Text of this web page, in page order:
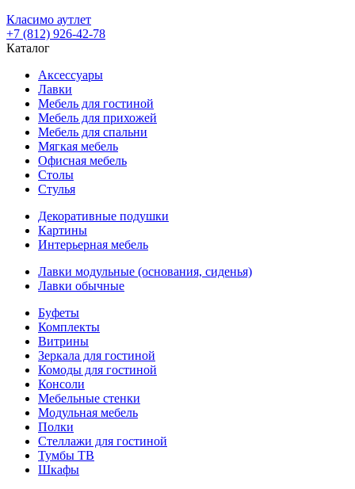
Класимо аутлет
+7 (812) 926-42-78
Каталог
Аксессуары
Лавки
Мебель для гостиной
Мебель для прихожей
Мебель для спальни
Мягкая мебель
Офисная мебель
Столы
Стулья
Декоративные подушки
Картины
Интерьерная мебель
Лавки модульные (основания, сиденья)
Лавки обычные
Буфеты
Комплекты
Витрины
Зеркала для гостиной
Комоды для гостиной
Консоли
Мебельные стенки
Модульная мебель
Полки
Стеллажи для гостиной
Тумбы ТВ
Шкафы